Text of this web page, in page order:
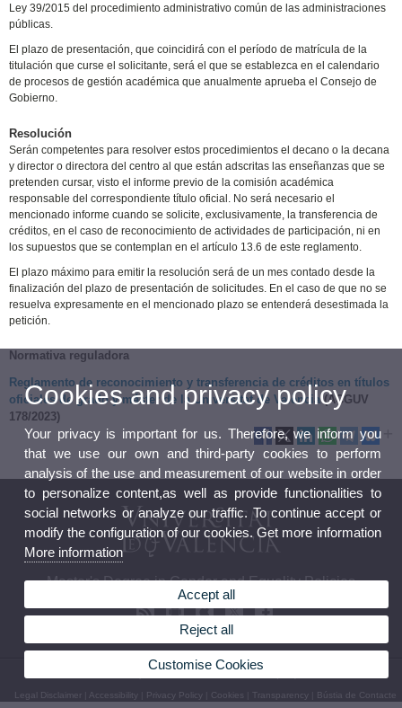
Ley 39/2015 del procedimiento administrativo común de las administraciones
públicas.
El plazo de presentación, que coincidirá con el período de matrícula de la
titulación que curse el solicitante, será el que se establezca en el calendario
de procesos de gestión académica que anualmente aprueba el Consejo de
Gobierno.
Resolución
Serán competentes para resolver estos procedimientos el decano o la decana
y director o directora del centro al que están adscritas las enseñanzas que se
pretenden cursar, visto el informe previo de la comisión académica
responsable del correspondiente título oficial. No será necesario el
mencionado informe cuando se solicite, exclusivamente, la transferencia de
créditos, en el caso de reconocimiento de actividades de participación, ni en
los supuestos que se contemplan en el artículo 13.6 de este reglamento.
El plazo máximo para emitir la resolución será de un mes contado desde la
finalización del plazo de presentación de solicitudes. En el caso de que no se
resuelva expresamente en el mencionado plazo se entenderá desestimada la
petición.
Normativa reguladora
Reglamento de reconocimiento y transferencia de créditos en títulos
oficiales de grado y máster de la Universitat de València(ACGUV
178/2023)
Master's Degree in Gender and Equality Policies
Legal Disclaimer| Accessibility| Privacy Policy| Cookies Transparency| Bústia de Contacte
Cookies and privacy policy
Your privacy is important for us. Therefore, we inform you
that we use our own and third-party cookies to perform
analysis of the use and measurement of our website in order
to personalize content,as well as provide functionalities to
social networks or analyze our traffic. To continue accept or
modify the configuration of our cookies. Get more information
More information
Accept all
Reject all
Customise Cookies